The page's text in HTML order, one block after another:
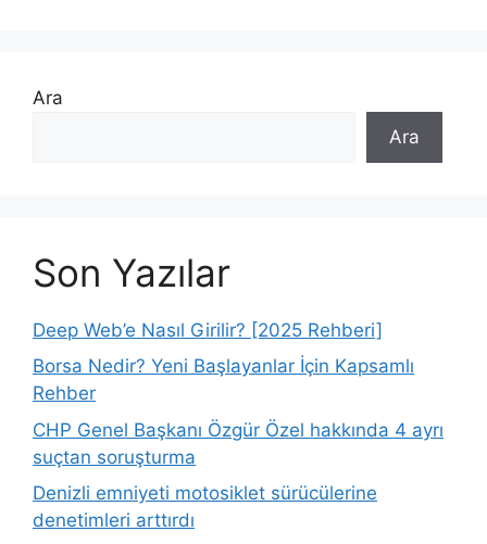
Ara
Ara
Son Yazılar
Deep Web’e Nasıl Girilir? [2025 Rehberi]
Borsa Nedir? Yeni Başlayanlar İçin Kapsamlı
Rehber
CHP Genel Başkanı Özgür Özel hakkında 4 ayrı
suçtan soruşturma
Denizli emniyeti motosiklet sürücülerine
denetimleri arttırdı